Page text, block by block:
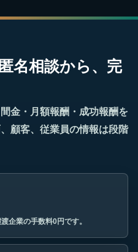
名相談から、完
金・月額報酬・成功報酬を
顧客、従業員の情報は段階
企業の手数料0円です。